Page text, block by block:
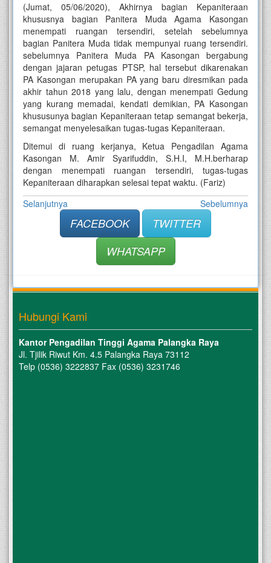
(Jumat, 05/06/2020), Akhirnya bagian Kepaniteraan
khususnya bagian Panitera Muda Agama Kasongan
menempati ruangan tersendiri, setelah sebelumnya
bagian Panitera Muda tidak mempunyai ruang tersendiri.
sebelumnya Panitera Muda PA Kasongan bergabung
dengan jajaran petugas PTSP, hal tersebut dikarenakan
PA Kasongan merupakan PA yang baru diresmikan pada
akhir tahun 2018 yang lalu, dengan menempati Gedung
yang kurang memadai, kendati demikian, PA Kasongan
khususunya bagian Kepaniteraan tetap semangat bekerja,
semangat menyelesaikan tugas-tugas Kepaniteraan.
Ditemui di ruang kerjanya, Ketua Pengadilan Agama
Kasongan M. Amir Syarifuddin, S.H.I, M.H.berharap
dengan menempati ruangan tersendiri, tugas-tugas
Kepaniteraan diharapkan selesai tepat waktu. (Fariz)
Selanjutnya
Sebelumnya
FACEBOOK
TWITTER
WHATSAPP
Hubungi Kami
Kantor Pengadilan Tinggi Agama Palangka Raya
Jl. Tjilik Riwut Km. 4.5 Palangka Raya 73112
Telp (0536) 3222837 Fax (0536) 3231746